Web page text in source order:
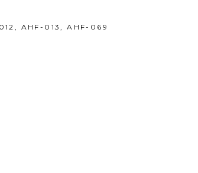
AHF-013 ,AHF-069